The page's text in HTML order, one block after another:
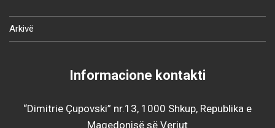
Arkivë
Informacione kontakti
“Dimitrie Çupovski” nr.13, 1000 Shkup, Republika e
Maqedonisë së Veriut